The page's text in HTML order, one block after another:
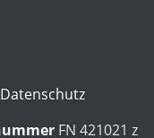
Datenschutz
FN 421021 z